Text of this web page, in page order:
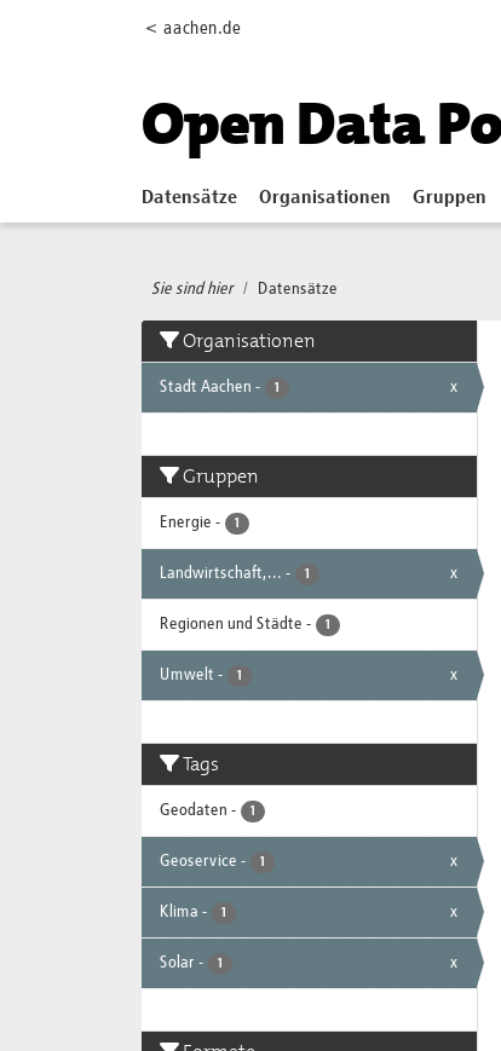
< aachen.de
Open Data
Datensätze Organisationen Gruppen
Sie sind hier Datensätze
Organisationen
Stadt Aachen - 1 x
Gruppen
Energie - 1
Landwirtschaft,... - 1 x
Regionen und Städte - 1
Umwelt - 1 x
Tags
Geodaten - 1
Geoservice - 1 x
Klima - 1 x
Solar - 1 x